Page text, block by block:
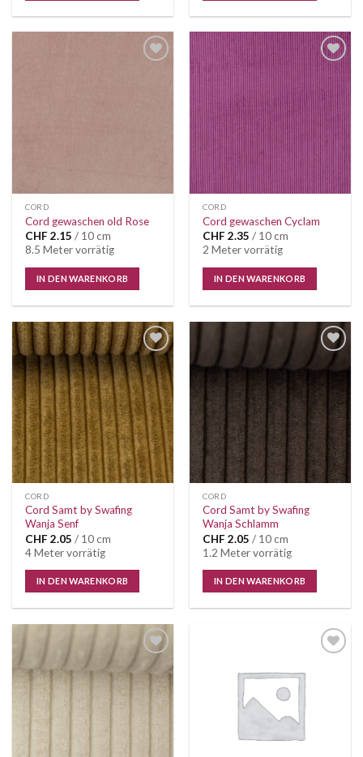
CORD
Cord gewaschen old Rose
CHF 2.15 / 10 cm
8.5 Meter vorrätig
IN DEN WARENKORB
CORD
Cord gewaschen Cyclam
CHF 2.35 / 10 cm
2 Meter vorrätig
IN DEN WARENKORB
CORD
Cord Samt by Swafing
Wanja Senf
CHF 2.05 / 10 cm
4 Meter vorrätig
IN DEN WARENKORB
CORD
Cord Samt by Swafing
Wanja Schlamm
CHF 2.05 / 10 cm
1.2 Meter vorrätig
IN DEN WARENKORB